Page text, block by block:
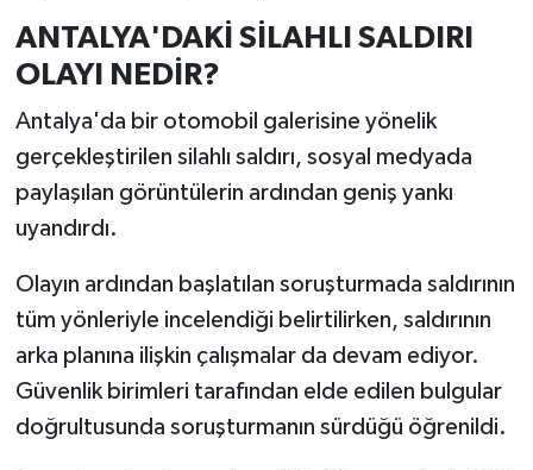
ANTALYA'DAKİ SİLAHLI SALDIRI
OLAYI NEDİR?
Antalya'da bir otomobil galerisine yönelik
gerçekleştirilen silahlı saldırı, sosyal medyada
paylaşılan görüntülerin ardından geniş yankı
uyandırdı.
Olayın ardından başlatılan soruşturmada saldırının
tüm yönleriyle incelendiği belirtilirken, saldırının
arka planına ilişkin çalışmalar da devam ediyor.
Güvenlik birimleri tarafından elde edilen bulgular
doğrultusunda soruşturmanın sürdüğü öğrenildi.